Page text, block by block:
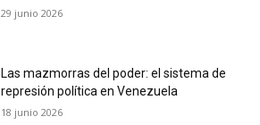
29 junio 2026
Las mazmorras del poder: el sistema de
represión política en Venezuela
18 junio 2026